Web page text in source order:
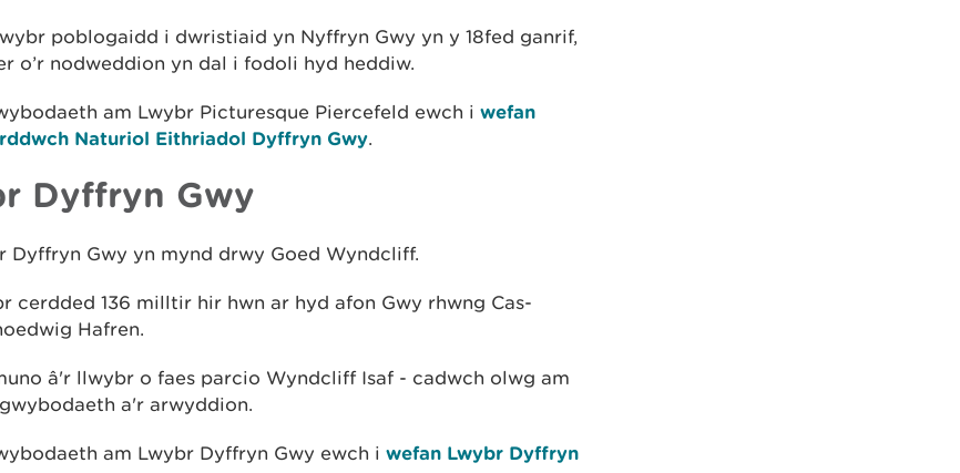
poblogaidd i dwristiaid yn Nyffryn Gwy yn y 18fed ganrif,
o’r nodweddion yn dal i fodoli hyd heddiw.
am Lwybr Picturesque Piercefeld ewch i wefan
Naturiol Eithriadol Dyffryn Gwy.
Dyffryn Gwy
Dyffryn Gwy yn mynd drwy Goed Wyndcliff.
cerdded 136 milltir hir hwn ar hyd afon Gwy rhwng Cas-
Hafren.
â'r llwybr o faes parcio Wyndcliff Isaf - cadwch olwg am
a'r arwyddion.
am Lwybr Dyffryn Gwy ewch i wefan Lwybr Dyffryn